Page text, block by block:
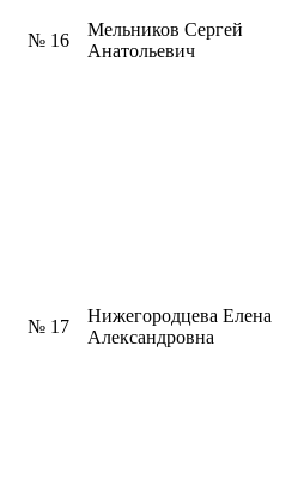
№ 16
Мельников Сергей
Анатольевич
№ 17
Нижегородцева Елена
Александровна